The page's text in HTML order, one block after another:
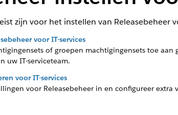
zijn voor het instellen van Releasebeheer
voor IT-services
of groepen machtigingensets toe aan
uw IT-serviceteam.
voor IT-services
voor Releasebeheer in en configureer